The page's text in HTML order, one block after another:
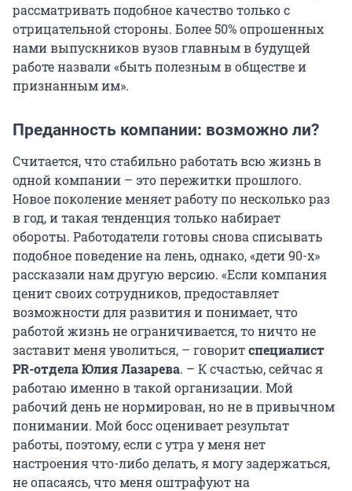
рассматривать подобное качество только с
отрицательной стороны. Более 50% опрошенных
нами выпускников вузов главным в будущей
работе назвали «быть полезным в обществе и
признанным им».
Преданность компании: возможно ли?
Считается, что стабильно работать всю жизнь в
одной компании – это пережитки прошлого.
Новое поколение меняет работу по несколько раз
в год, и такая тенденция только набирает
обороты. Работодатели готовы снова списывать
подобное поведение на лень, однако, «дети 90-х»
рассказали нам другую версию. «Если компания
ценит своих сотрудников, предоставляет
возможности для развития и понимает, что
работой жизнь не ограничивается, то ничто не
заставит меня уволиться, – говоритспециалист
PR-отделаЮлия Лазарева. – К счастью, сейчас я
работаю именно в такой организации. Мой
рабочий день не нормирован, но не в привычном
понимании. Мой босс оценивает результат
работы, поэтому, если с утра у меня нет
настроения что-либо делать, я могу задержаться,
не опасаясь, что меня оштрафуют на